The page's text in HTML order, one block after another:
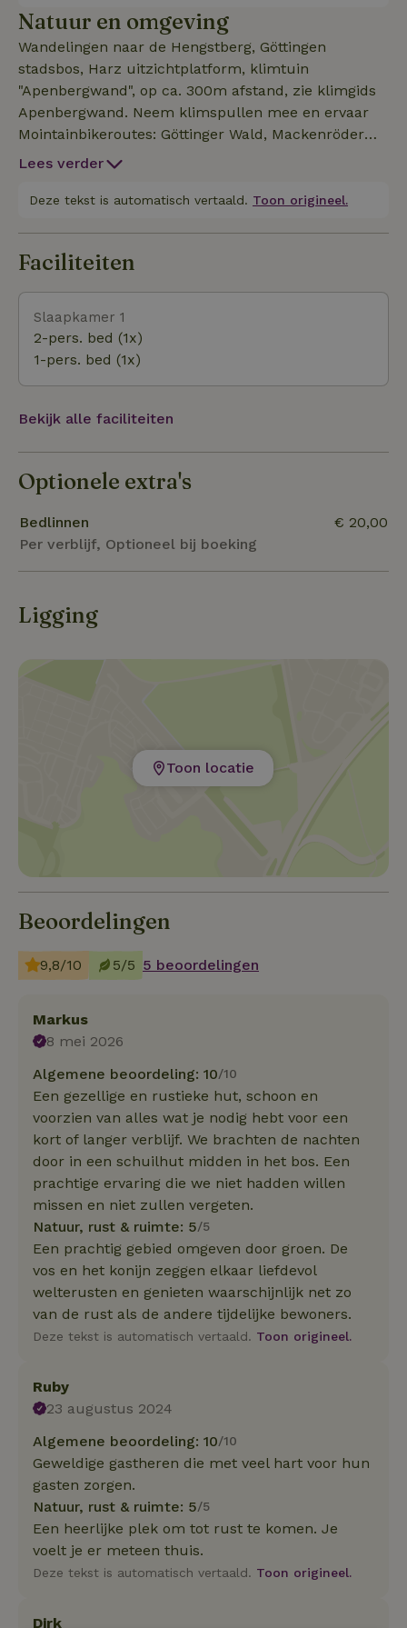
natuur en voor leren met de natuur. Het varieert
van het delen van verhalen rond het kampvuur van
Cornelius' rondreis om de Oostzee op de fiets of
Lukas' Spitsbergen-expeditie, tot klimaateducatie,
knutselcursussen en muziek maken. We hebben
een gestemde vleugel klaarstaan om samen muziek
te maken. Waar wacht je nog op? We kijken uit naar
je komst. Omgeving: Eigen blokhut, 30m2
airconditioning, sanitair, keuken, WiFi in een apart
gebouw. Seminarruimte/openhaardruimte (op
Natuur en omgeving
Wandelingen naar de Hengstberg, Göttingen
stadsbos, Harz uitzichtplatform, klimtuin
"Apenbergwand", op ca. 300m afstand, zie klimgids
Apenbergwand. Neem klimspullen mee en ervaar
Mointainbikeroutes: Göttinger Wald, Mackenröder
Trail, Mackenröder Spitze, Harzaussichtsturm,
watersporten: Seeburger See Bezienswaardigheden:
Lees verder
Deze tekst is automatisch vertaald. Toon origineel.
Faciliteiten
Slaapkamer 1
2-pers. bed (1x)
1-pers. bed (1x)
Bekijk alle faciliteiten
Optionele extra's
Bedlinnen
Per verblijf, Optioneel bij boeking
€ 20,00
Ligging
Toon locatie
Beoordelingen
9,8/10 5/5 5 beoordelingen
Markus
8 mei 2026
Algemene beoordeling: 10/10
Een gezellige en rustieke hut, schoon en
voorzien van alles wat je nodig hebt voor een
kort of langer verblijf. We brachten de nachten
door in een schuilhut midden in het bos. Een
prachtige ervaring die we niet hadden willen
missen en niet zullen vergeten.
Natuur, rust & ruimte: 5/5
Een prachtig gebied omgeven door groen. De
vos en het konijn zeggen elkaar liefdevol
welterusten en genieten waarschijnlijk net zo
van de rust als de andere tijdelijke bewoners.
Deze tekst is automatisch vertaald. Toon origineel.
Ruby
23 augustus 2024
Algemene beoordeling: 10/10
Geweldige gastheren die met veel hart voor hun
gasten zorgen.
Natuur, rust & ruimte: 5/5
Een heerlijke plek om tot rust te komen. Je
voelt je er meteen thuis.
Deze tekst is automatisch vertaald. Toon origineel.
Dirk